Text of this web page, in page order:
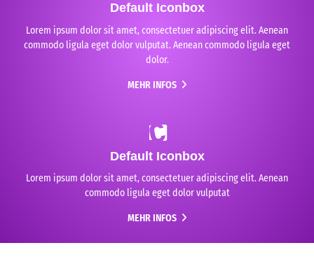
Default Iconbox
Lorem ipsum dolor sit amet, consectetuer adipiscing elit. Aenean
commodo ligula eget dolor vulputat. Aenean commodo ligula eget
dolor.
MEHR INFOS
Default Iconbox
Lorem ipsum dolor sit amet, consectetuer adipiscing elit. Aenean
commodo ligula eget dolor vulputat
MEHR INFOS